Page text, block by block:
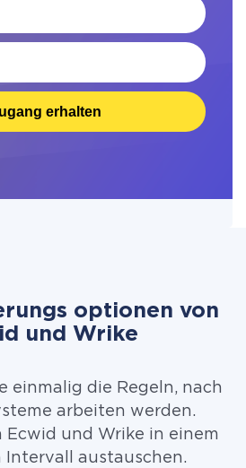
erhalten
optionen von
und Wrike
einmalig die Regeln, nach
arbeiten werden.
Ecwid und Wrike in einem
Intervall austauschen.